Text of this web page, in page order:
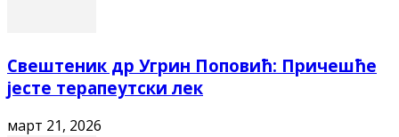
Свештеник др Угрин Поповић: Причешће
јесте терапеутски лек
март 21, 2026